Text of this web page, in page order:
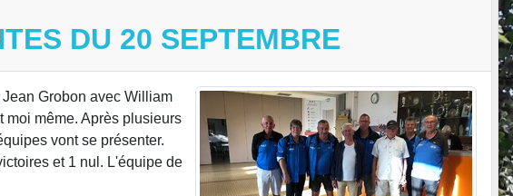
DU 20 SEPTEMBRE
Grobon avec William
moi même. Après plusieurs
vont se présenter.
et 1 nul. L'équipe de